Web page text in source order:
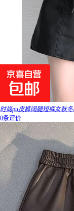
时尚pu皮裤阔腿短裤女秋
0条评价